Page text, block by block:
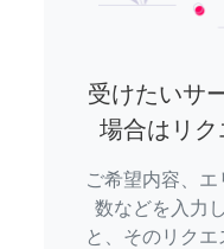
受けたいサ
場合はリク
ご希望内容、
数などを入力
と、そのリク